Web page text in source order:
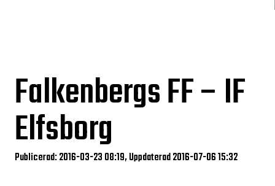
Falkenbergs FF – IF
Elfsborg
Publicerad: 2016-03-23 08:19, Uppdaterad 2016-07-06 15:32